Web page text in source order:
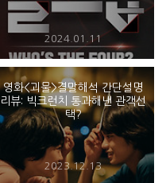
2024.01.11
영화<괴물>결말해석 간단설명
리뷰: 빅크런치 통과해낸 관객선
택?
2023.12.13